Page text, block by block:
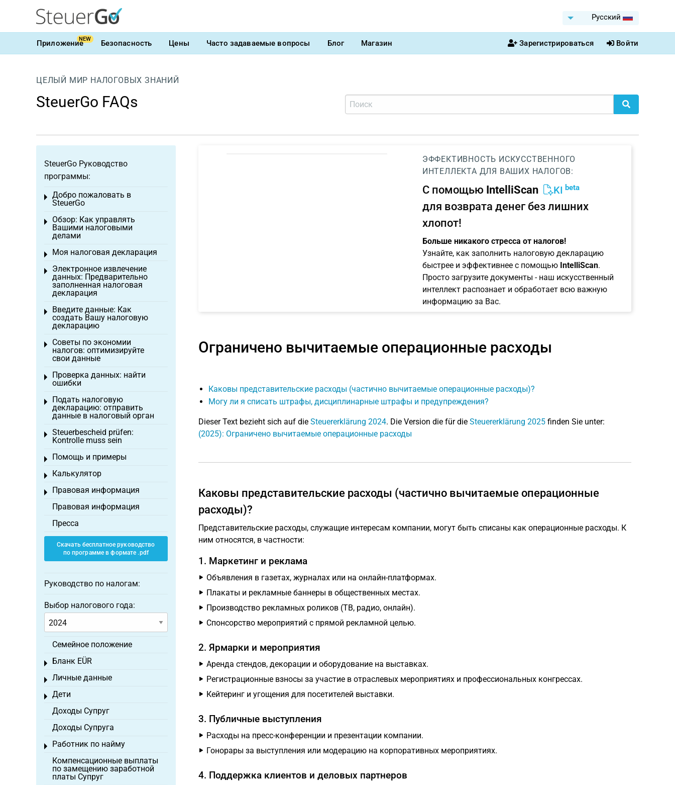
Pусский
ПриложениеNEW Безопасность Цены Часто задаваемые вопросы Блог Магазин Зарегистрироваться Войти
ЦЕЛЫЙ МИР НАЛОГОВЫХ ЗНАНИЙ
SteuerGo FAQs
ЭФФЕКТИВНОСТЬ ИСКУССТВЕННОГО
ИНТЕЛЛЕКТА ДЛЯ ВАШИХ НАЛОГОВ:
С помощью IntelliScan KI beta
для возврата денег без лишних
хлопот!
Больше никакого стресса от налогов!
Узнайте, как заполнить налоговую декларацию
быстрее и эффективнее с помощью IntelliScan.
Просто загрузите документы - наш искусственный
интеллект распознает и обработает всю важную
информацию за Вас.
Ограничено вычитаемые операционные расходы
Каковы представительские расходы (частично вычитаемые операционные расходы)?
Могу ли я списать штрафы, дисциплинарные штрафы и предупреждения?
Dieser Text bezieht sich auf die Steuererklärung 2024. Die Version die für die Steuererklärung 2025finden Sie unter:
(2025): Ограничено вычитаемые операционные расходы
Каковы представительские расходы (частично вычитаемые операционные
расходы)?
Представительские расходы, служащие интересам компании, могут быть списаны как операционные расходы. К
ним относятся, в частности:
1. Маркетинг и реклама
Объявления в газетах, журналах или на онлайн-платформах.
Плакаты и рекламные баннеры в общественных местах.
Производство рекламных роликов (ТВ, радио, онлайн).
Спонсорство мероприятий с прямой рекламной целью.
2. Ярмарки и мероприятия
Аренда стендов, декорации и оборудование на выставках.
Регистрационные взносы за участие в отраслевых мероприятиях и профессиональных конгрессах.
Кейтеринг и угощения для посетителей выставки.
3. Публичные выступления
Расходы на пресс-конференции и презентации компании.
Гонорары за выступления или модерацию на корпоративных мероприятиях.
4. Поддержка клиентов и деловых партнеров
SteuerGo Руководство
программы:
Добро пожаловать в
SteuerGo
Toggle menu
Обзор: Как управлять
Вашими налоговыми
делами
Toggle menu
Моя налоговая декларация
Toggle menu
Электронное извлечение
данных: Предварительно
заполненная налоговая
декларация
Toggle menu
Введите данные: Как
создать Вашу налоговую
декларацию
Toggle menu
Советы по экономии
налогов: оптимизируйте
свои данные
Toggle menu
Проверка данных: найти
ошибки
Toggle menu
Подать налоговую
декларацию: отправить
данные в налоговый орган
Toggle menu
Steuerbescheid prüfen:
Kontrolle muss sein
Toggle menu
Помощь и примеры
Toggle menu
Калькулятор
Toggle menu
Правовая информация
Toggle menu
Правовая информация
Пресса
Скачать бесплатное руководство
по программе в формате .pdf
Руководство по налогам:
Выбор налогового года:
Семейное положение
Бланк EÜR
Toggle menu
Личные данные
Toggle menu
Дети
Toggle menu
Доходы Супруг
Доходы Супруга
Работник по найму
Toggle menu
Компенсационные выплаты
по замещению заработной
платы Супруг